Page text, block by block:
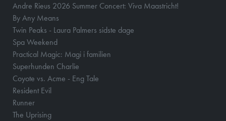
Andre Rieus 2026 Summer Concert: Viva Maastricht!
By Any Means
Twin Peaks - Laura Palmers sidste dage
Spa Weekend
Practical Magic: Magi i familien
Superhunden Charlie
Coyote vs. Acme - Eng Tale
Resident Evil
Runner
The Uprising